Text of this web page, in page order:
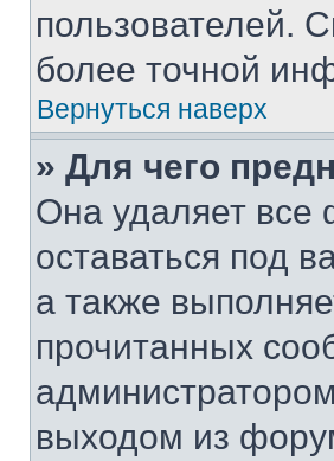
пользователей.
более точной
Вернуться наверх
» Для чего
Она удаляет все
оставаться под
а также
прочитанных
выходом из